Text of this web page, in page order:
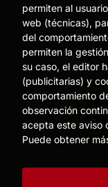
permiten al
web (técnicas),
del
permiten la
su caso, el editor
(publicitarias) y
comportamiento
observación
acepta este aviso
Puede obtener